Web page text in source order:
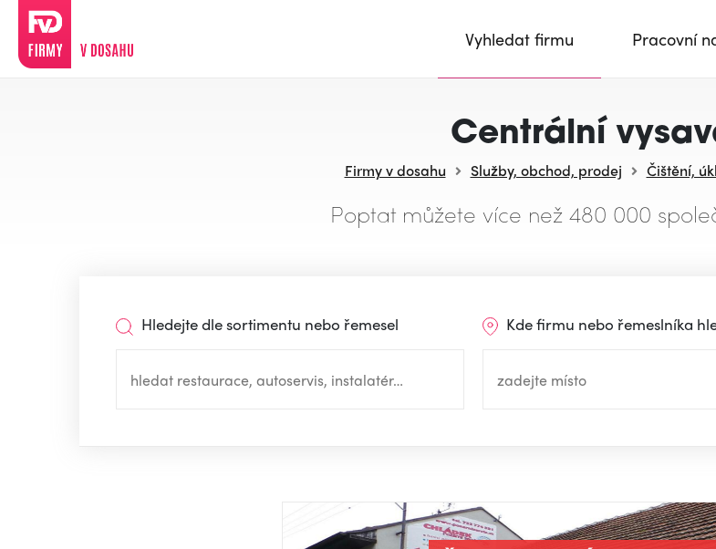
Vyhledat firmu Pracovní
Centrální
Firmy v dosahu Služby, obchod, prodej Čištění,
Poptat můžete více než 480 000
Hledejte dle sortimentu nebo řemesel Kde firmu nebo řemeslníka